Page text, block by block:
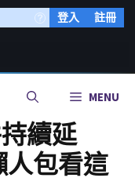
登入 註冊
MENU
持續延
人包看這